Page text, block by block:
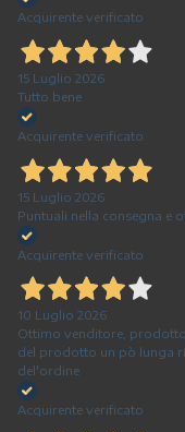
Acquirente verificato
15 Luglio 2026
Tutto bene
Acquirente verificato
15 Luglio 2026
Puntuali nella consegna e
Acquirente verificato
10 Luglio 2026
Ottimo venditore,
del prodotto un pò lunga
del'ordine
Acquirente verificato